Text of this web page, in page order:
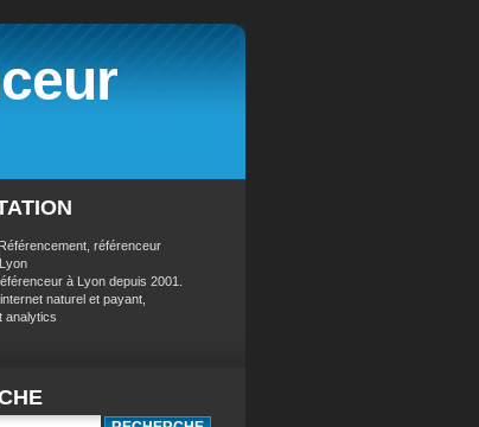
référenceur
à Lyon depuis 2001.
naturel et payant,
analytics